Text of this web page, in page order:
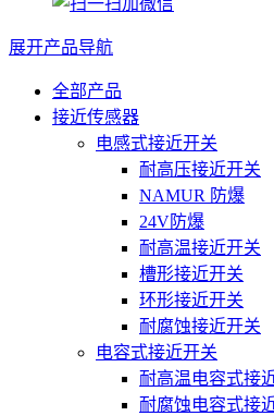
展开产品导航
全部产品
接近传感器
电感式接近开关
耐高压接近开关
NAMUR 防爆
24V防爆
耐高温接近开关
槽形接近开关
环形接近开关
耐腐蚀接近开关
电容式接近开关
耐高温电容式接
耐腐蚀电容式接